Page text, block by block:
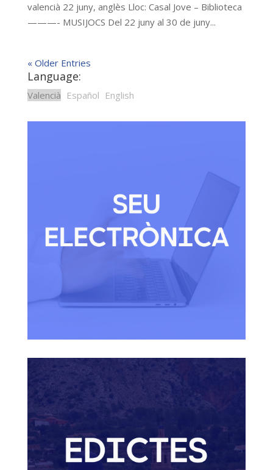
valencià 22 juny, anglès Lloc: Casal Jove – Biblioteca
———- MUSIJOCS Del 22 juny al 30 de juny...
« Older Entries
Language:
Valencià Español English